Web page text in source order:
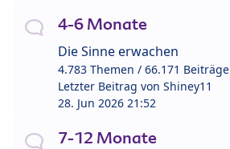
4-6 Monate
Die Sinne erwachen
4.783 Themen / 66.171 Beiträge
Letzter Beitrag von Shiney11
28. Jun 2026 21:52
7-12 Monate